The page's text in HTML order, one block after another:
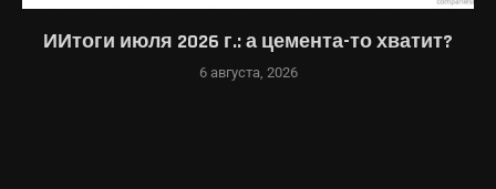
ИИтоги июля 2026 г.: а цемента-то хватит?
6 августа, 2026